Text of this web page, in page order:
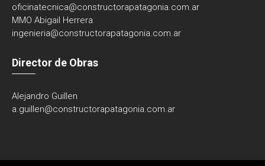
oficinatecnica@constructorapatagonia.com.ar
MMO Abigail Herrera
ingenieria@constructorapatagonia.com.ar
Director de Obras
Alejandro Guillen
a.guillen@constructorapatagonia.com.ar